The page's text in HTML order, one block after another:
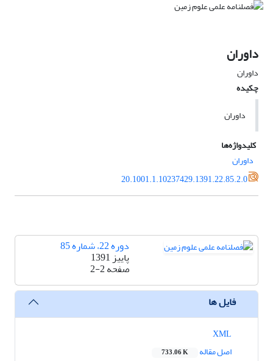
داوران
داوران
چکیده
داوران
کلیدواژه‌ها
داوران
20.1001.1.10237429.1391.22.85.2.0
دوره 22، شماره 85
پاییز 1391
صفحه2-2
فایل ها
اصل مقاله
733.06 K